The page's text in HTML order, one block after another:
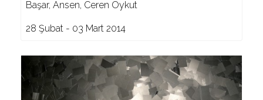
Başar, Ansen, Ceren Oykut
28 Şubat - 03 Mart 2014